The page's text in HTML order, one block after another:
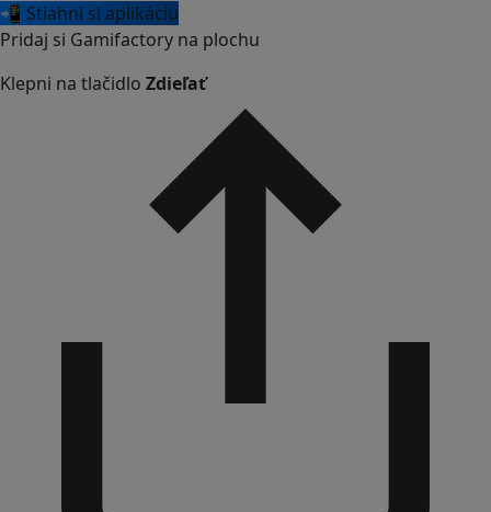
📲 Stiahni si aplikáciu
Pridaj si Gamifactory na plochu
Klepni na tlačidlo Zdieľať